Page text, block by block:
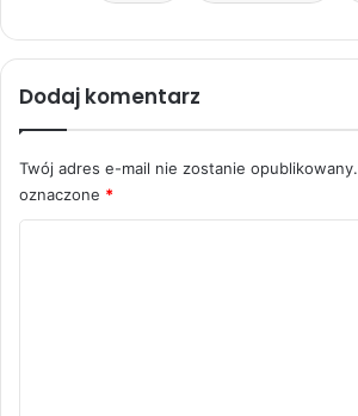
Dodaj komentarz
Twój adres e-mail nie zostanie opublikowany.
oznaczone *